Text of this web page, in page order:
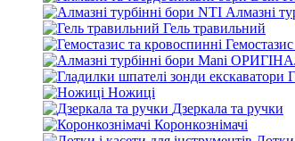
Алмазні
Гель травильний
Ножиці
Дзеркала та ручки
Коронкознімачі